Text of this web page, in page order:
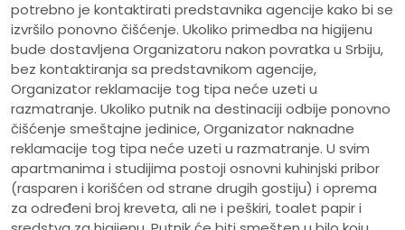
potrebno je kontaktirati predstavnika agencije kako bi se
izvršilo ponovno čišćenje. Ukoliko primedba na higijenu
bude dostavljena Organizatoru nakon povratka u Srbiju,
bez kontaktiranja sa predstavnikom agencije,
Organizator reklamacije tog tipa neće uzeti u
razmatranje. Ukoliko putnik na destinaciji odbije ponovno
čišćenje smeštajne jedinice, Organizator naknadne
reklamacije tog tipa neće uzeti u razmatranje. U svim
apartmanima i studijima postoji osnovni kuhinjski pribor
(rasparen i korišćen od strane drugih gostiju) i oprema
za određeni broj kreveta, ali ne i peškiri, toalet papir i